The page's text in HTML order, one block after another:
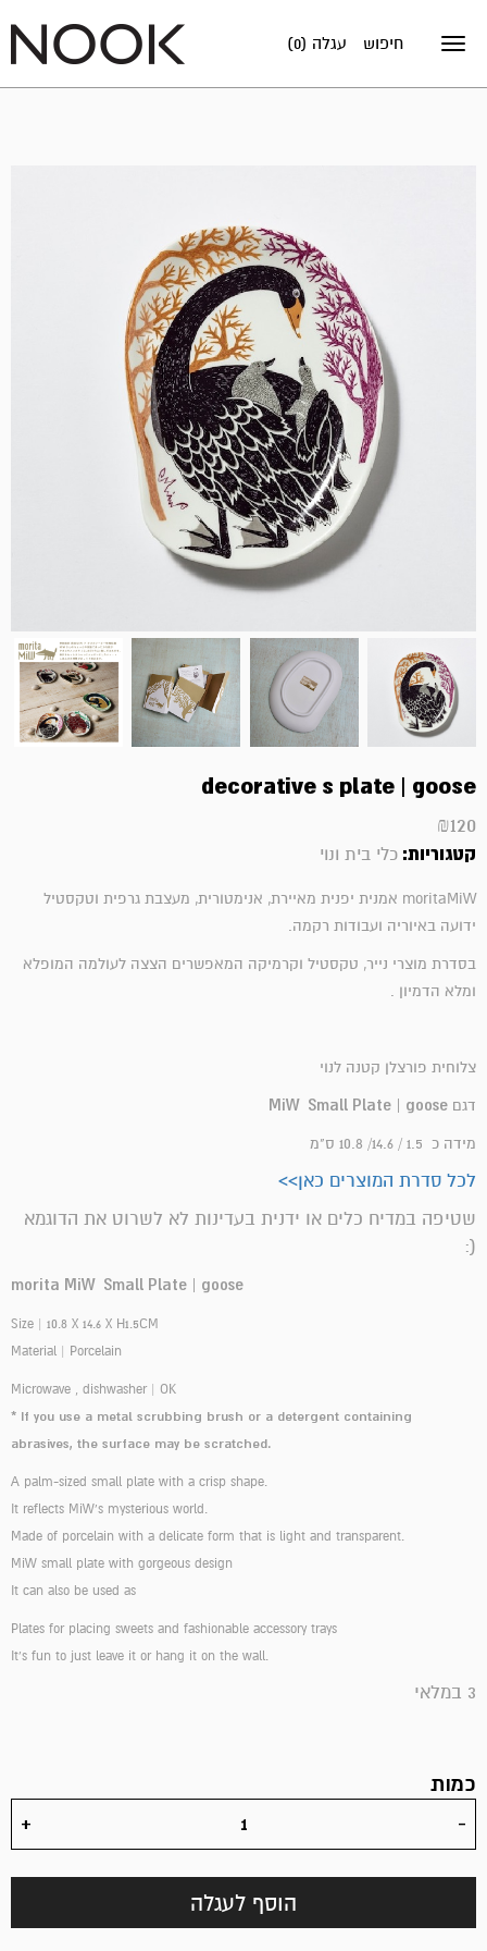
Toggle
עגלה (0) חיפוש
decorative s plate | goose
₪120
קטגוריות: כלי בית ונוי
moritaMiW אמנית יפנית מאיירת, אנימטורית, מעצבת גרפית וטקסטיל
ידועה באיוריה ועבודות רקמה.
בסדרת מוצרי נייר, טקסטיל וקרמיקה המאפשרים הצצה לעולמה המופלא
ומלא הדמיון .
צלוחית פורצלן קטנה לנוי
דגם MiW Small Plate | goose
מידה כ 1.5 / 14.6/ 10.8 ס"מ
לכל סדרת המוצרים כאן>>
שטיפה במדיח כלים או ידנית בעדינות לא לשרוט את הדוגמא
(:
morita MiW Small Plate | goose
Size | 10.8 X 14.6 X H1.5CM
Material | Porcelain
Microwave , dishwasher | OK
* If you use a metal scrubbing brush or a detergent containing
abrasives, the surface may be scratched.
A palm-sized small plate with a crisp shape.
It reflects MiW's mysterious world.
Made of porcelain with a delicate form that is light and transparent.
MiW small plate with gorgeous design
It can also be used as
Plates for placing sweets and fashionable accessory trays
It's fun to just leave it or hang it on the wall.
3 במלאי
כמות
הוסף לעגלה